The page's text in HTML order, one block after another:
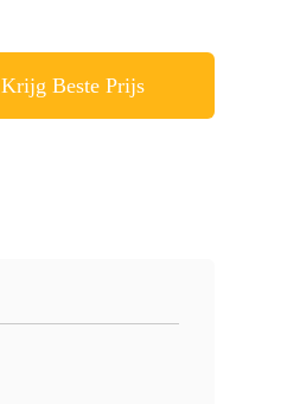
Krijg Beste Prijs